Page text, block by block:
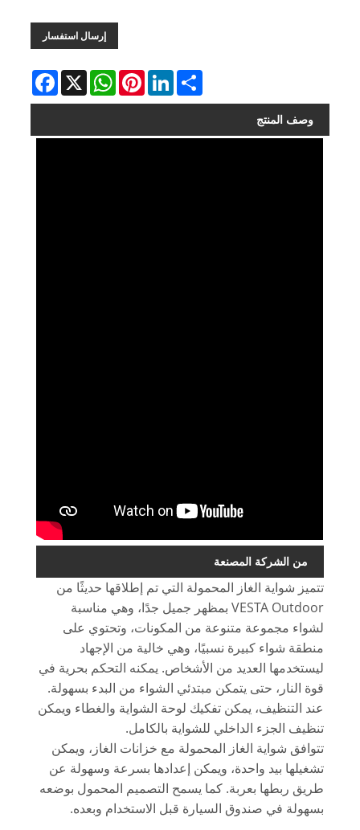
إرسال استفسار
Facebook X
WhatsAppPinterestLinkedInShare
وصف المنتج
من الشركة المصنعة
تتميز شواية الغاز المحمولة التي تم إطلاقها حديثًا من
VESTA Outdoor بمظهر جميل جدًا، وهي مناسبة
لشواء مجموعة متنوعة من المكونات، وتحتوي على
منطقة شواء كبيرة نسبيًا، وهي خالية من الإجهاد
ليستخدمها العديد من الأشخاص. يمكنه التحكم بحرية في
قوة النار، حتى يتمكن مبتدئي الشواء من البدء بسهولة.
عند التنظيف، يمكن تفكيك لوحة الشواية والغطاء ويمكن
تنظيف الجزء الداخلي للشواية بالكامل.
تتوافق شواية الغاز المحمولة مع خزانات الغاز، ويمكن
تشغيلها بيد واحدة، ويمكن إعدادها بسرعة وسهولة عن
طريق ربطها بعربة. كما يسمح التصميم المحمول بوضعه
بسهولة في صندوق السيارة قبل الاستخدام وبعده.